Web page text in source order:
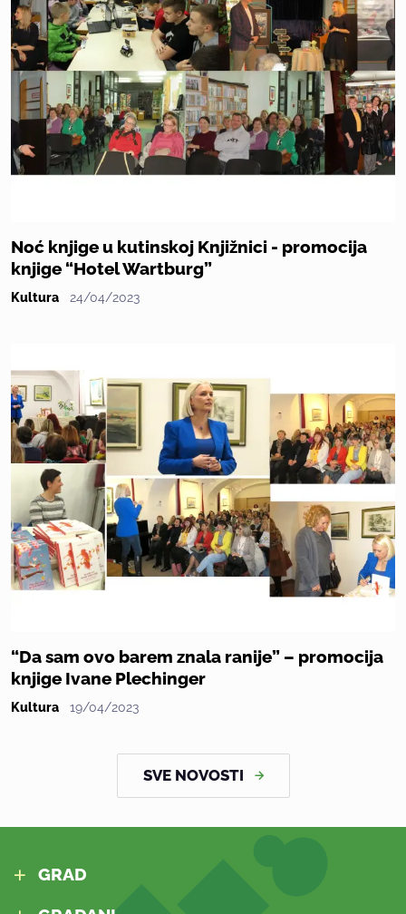
Noć knjige u kutinskoj Knjižnici - promocija
knjige “Hotel Wartburg”
Kultura 24/04/2023
“Da sam ovo barem znala ranije” – promocija
knjige Ivane Plechinger
Kultura 19/04/2023
SVE NOVOSTI
GRAD